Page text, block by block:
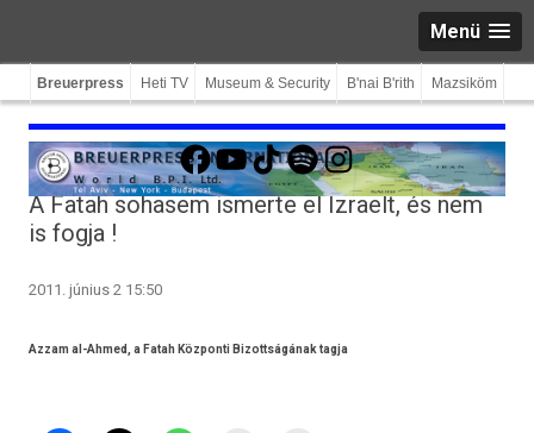
Menü
Breuerpress Heti TV Museum & Security B'nai B'rith Mazsiköm
Facebook
YouTube
TikTokSpotifyInstagram
A Fatah sohasem ismerte el Izraelt, és nem
is fogja !
2011. június 2 15:50
Azzam al-Ahmed, a Fatah Központi Bizottságának tagja